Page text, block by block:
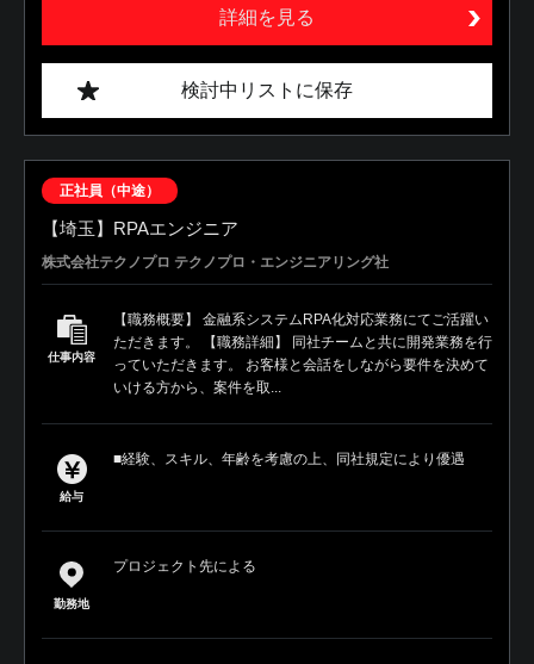
詳細を見る
検討中リストに保存
正社員（中途）
【埼玉】RPAエンジニア
株式会社テクノプロ テクノプロ・エンジニアリング社
仕事内容
【職務概要】 金融系システムRPA化対応業務にてご活躍い
ただきます。 【職務詳細】 同社チームと共に開発業務を行
っていただきます。 お客様と会話をしながら要件を決めて
いける方から、案件を取...
給与
■経験、スキル、年齢を考慮の上、同社規定により優遇
勤務地
プロジェクト先による